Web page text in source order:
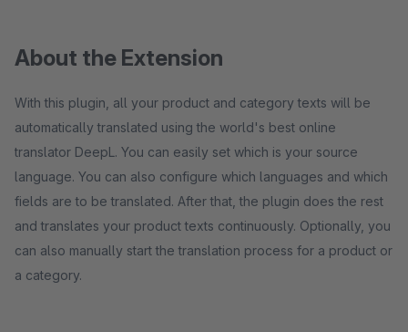
About the Extension
With this plugin, all your product and category texts will be
automatically translated using the world's best online
translator DeepL. You can easily set which is your source
language. You can also configure which languages and which
fields are to be translated. After that, the plugin does the rest
and translates your product texts continuously. Optionally, you
can also manually start the translation process for a product or
a category.